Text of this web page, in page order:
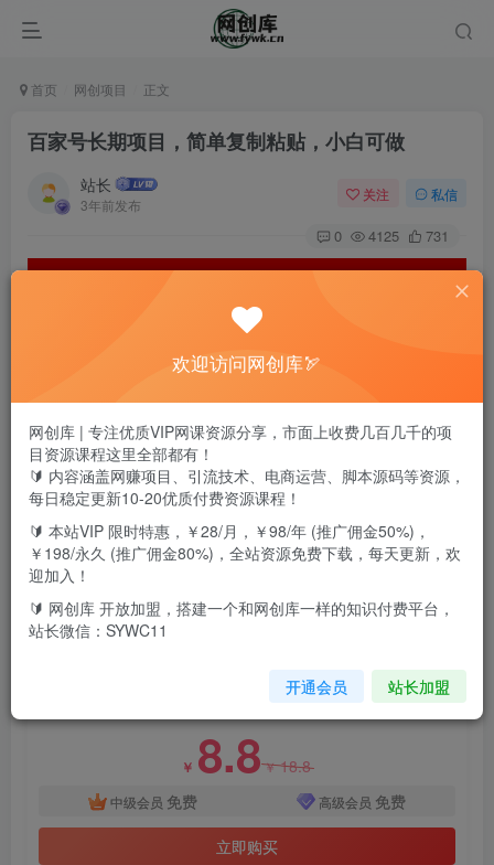
首页 网创项目 正文
百家号长期项目，简单复制粘贴，小白可做
站长
3年前发布
关注 私信
0 4125 731
这是百度官方的百家号，长期项目，简单复制粘贴，小白可
虽然没法保证每个人都可以做到超大收益,但是只要有执行力,
每个月赚个几千块,赚回几十倍几百倍还是很轻松的。
百家号长期项目，简单复制粘贴，小白可做
￥ 8.8￥18.8
中级会员 免费 高级会员 免费
立即购买
欢迎访问网创库🏹
网创库 | 专注优质VIP网课资源分享，市面上收费几百几千的项
目资源课程这里全部都有！
🔰 内容涵盖网赚项目、引流技术、电商运营、脚本源码等资源，
每日稳定更新10-20优质付费资源课程！
🔰 本站VIP 限时特惠，￥28/月，￥98/年 (推广佣金50%)，
￥198/永久 (推广佣金80%)，全站资源免费下载，每天更新，欢
迎加入！
🔰 网创库 开放加盟，搭建一个和网创库一样的知识付费平台，
站长微信：SYWC11
开通会员 站长加盟